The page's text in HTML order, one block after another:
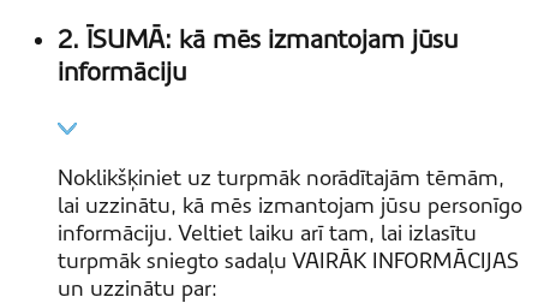
2. ĪSUMĀ: kā mēs izmantojam jūsu
informāciju
Noklikšķiniet uz turpmāk norādītajām tēmām,
lai uzzinātu, kā mēs izmantojam jūsu personīgo
informāciju. Veltiet laiku arī tam, lai izlasītu
turpmāk sniegto sadaļu VAIRĀK INFORMĀCIJAS
un uzzinātu par: